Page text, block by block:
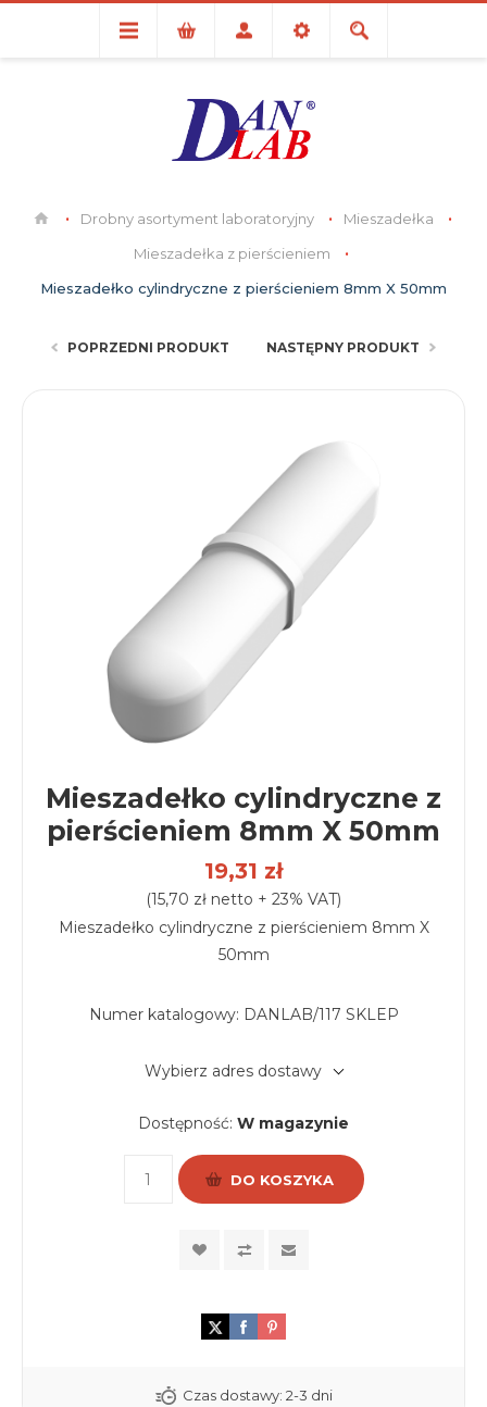
Drobny asortyment laboratoryjny
Mieszadełka
Mieszadełka z pierścieniem
Mieszadełko cylindryczne z pierścieniem 8mm X 50mm
POPRZEDNI PRODUKT NASTĘPNY PRODUKT
Mieszadełko cylindryczne z
pierścieniem 8mm X 50mm
19,31 zł
(15,70 zł netto + 23% VAT)
Mieszadełko cylindryczne z pierścieniem 8mm X
50mm
Numer katalogowy: DANLAB/117 SKLEP
Wybierz adres dostawy
Dostępność: W magazynie
DO KOSZYKA
Czas dostawy: 2-3 dni